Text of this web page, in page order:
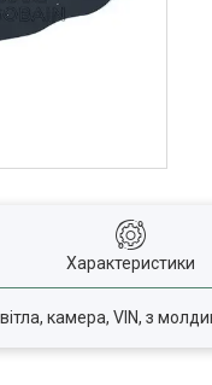
Характеристики
камера, VIN, з